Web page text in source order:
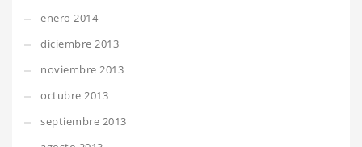
enero 2014
diciembre 2013
noviembre 2013
octubre 2013
septiembre 2013